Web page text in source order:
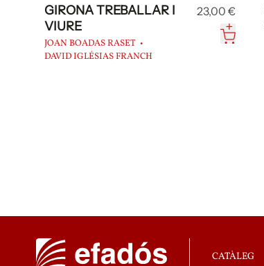
GIRONA TREBALLAR I
VIURE
JOAN BOADAS RASET
DAVID IGLÉSIAS FRANCH
23,00 €
CATÀLEG